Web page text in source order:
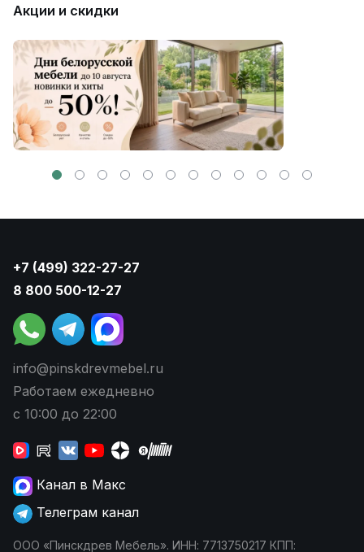
Акции и скидки
+7 (499) 322-27-27
8 800 500-12-27
info@pinskdrevmebel.ru
Работаем ежедневно
с 10:00 до 22:00
Канал в Макс
Телеграм канал
ООО «Пинскдрев Мебель». ИНН: 7713750217 КПП: